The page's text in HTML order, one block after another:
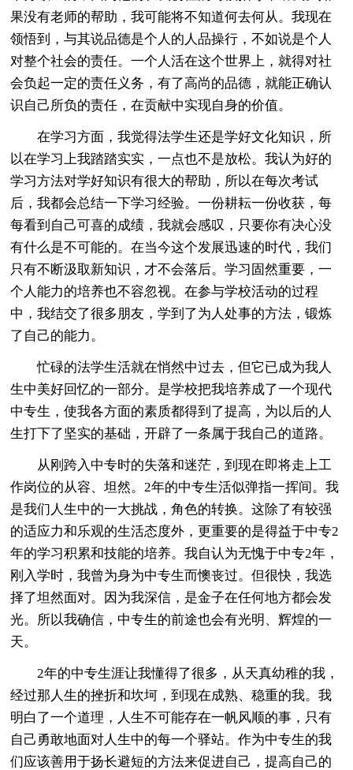
果没有老师的帮助，我可能将不知道何去何从。我现在
领悟到，与其说品德是个人的人品操行，不如说是个人
对整个社会的责任。一个人活在这个世界上，就得对社
会负起一定的责任义务，有了高尚的品德，就能正确认
识自己所负的责任，在贡献中实现自身的价值。
在学习方面，我觉得法学生还是学好文化知识，所
以在学习上我踏踏实实，一点也不是放松。我认为好的
学习方法对学好知识有很大的帮助，所以在每次考试
后，我都会总结一下学习经验。一份耕耘一份收获，每
每看到自己可喜的成绩，我就会感叹，只要你有决心没
有什么是不可能的。在当今这个发展迅速的时代，我们
只有不断汲取新知识，才不会落后。学习固然重要，一
个人能力的培养也不容忽视。在参与学校活动的过程
中，我结交了很多朋友，学到了为人处事的方法，锻炼
了自己的能力。
忙碌的法学生活就在悄然中过去，但它已成为我人
生中美好回忆的一部分。是学校把我培养成了一个现代
中专生，使我各方面的素质都得到了提高，为以后的人
生打下了坚实的基础，开辟了一条属于我自己的道路。
从刚跨入中专时的失落和迷茫，到现在即将走上工
作岗位的从容、坦然。2年的中专生活似弹指一挥间。我
是我们人生中的一大挑战，角色的转换。这除了有较强
的适应力和乐观的生活态度外，更重要的是得益于中专2
年的学习积累和技能的培养。我自认为无愧于中专2年，
刚入学时，我曾为身为中专生而懊丧过。但很快，我选
择了坦然面对。因为我深信，是金子在任何地方都会发
光。所以我确信，中专生的前途也会有光明、辉煌的一
天。
2年的中专生涯让我懂得了很多，从天真幼稚的我，
经过那人生的挫折和坎坷，到现在成熟、稳重的我。我
明白了一个道理，人生不可能存在一帆风顺的事，只有
自己勇敢地面对人生中的每一个驿站。作为中专生的我
们应该善用于扬长避短的方法来促进自己，提高自己的